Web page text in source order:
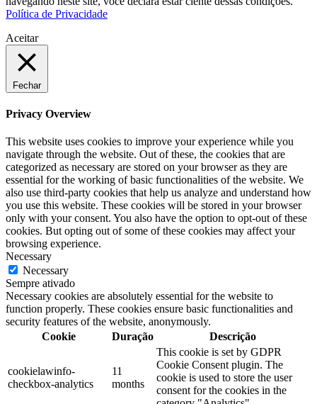
Política de Privacidade
Aceitar
Fechar
Privacy Overview
This website uses cookies to improve your experience while you
navigate through the website. Out of these, the cookies that are
categorized as necessary are stored on your browser as they are
essential for the working of basic functionalities of the website. We
also use third-party cookies that help us analyze and understand how
you use this website. These cookies will be stored in your browser
only with your consent. You also have the option to opt-out of these
cookies. But opting out of some of these cookies may affect your
browsing experience.
Necessary
Necessary
Sempre ativado
Necessary cookies are absolutely essential for the website to
function properly. These cookies ensure basic functionalities and
security features of the website, anonymously.
Cookie
Duração Descrição
cookielawinfo-
checkbox-analytics
11
months
This cookie is set by GDPR
Cookie Consent plugin. The
cookie is used to store the user
consent for the cookies in the